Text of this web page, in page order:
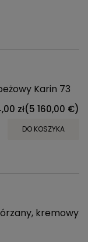
Karin 73
zł(5 160,00 €)
DO KOSZYKA
kremowy